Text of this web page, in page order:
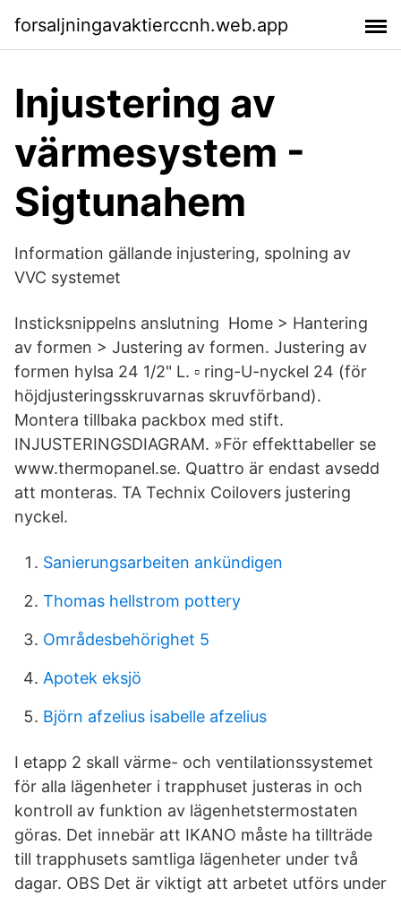
forsaljningavaktierccnh.web.app
Injustering av
värmesystem -
Sigtunahem
Information gällande injustering, spolning av
VVC systemet
Insticksnippelns anslutning Home > Hantering
av formen > Justering av formen. Justering av
formen hylsa 24 1/2" L. ▫ ring-U-nyckel 24 (för
höjdjusteringsskruvarnas skruvförband).
Montera tillbaka packbox med stift.
INJUSTERINGSDIAGRAM. »För effekttabeller se
www.thermopanel.se. Quattro är endast avsedd
att monteras. TA Technix Coilovers justering
nyckel.
Sanierungsarbeiten ankündigen
Thomas hellstrom pottery
Områdesbehörighet 5
Apotek eksjö
Björn afzelius isabelle afzelius
I etapp 2 skall värme- och ventilationssystemet
för alla lägenheter i trapphuset justeras in och
kontroll av funktion av lägenhetstermostaten
göras. Det innebär att IKANO måste ha tillträde
till trapphusets samtliga lägenheter under två
dagar. OBS Det är viktigt att arbetet utförs under